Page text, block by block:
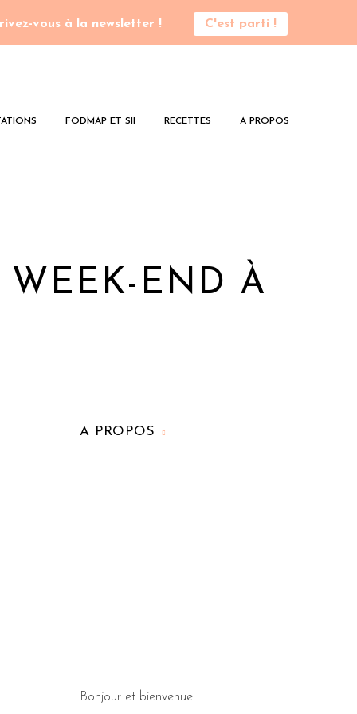
vous à la newsletter ! C'est parti !
FODMAP ET SII RECETTES A PROPOS
END À
A PROPOS
Bonjour et bienvenue !